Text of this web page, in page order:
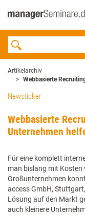
Artikelarchiv
Webbasierte
Newsticker
Webbasierte
Unternehmen
Für eine komplett
man bislang mit Kosten
Großunternehmen
access GmbH,
Lösung auf den Markt
auch kleinere